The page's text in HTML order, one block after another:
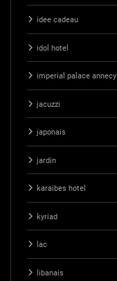
idee cadeau
idol hotel
imperial palace annecy
jacuzzi
japonais
jardin
karaibes hotel
kyriad
lac
libanais